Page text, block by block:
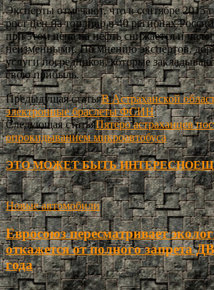
Эксперты отмечают, что в сентябре 2015
рост цен на топливо в 40 регионах
при этом цена на нефть снижается и
неизменными. По мнению экспертов,
услуги посредников, которые
свою прибыль.
Предыдущая статьяВ Астраханской
электронные браслеты ФСИН
Следующая статьяПятеро астраханцев
опрокидыванием микроавтобуса
ЭТО МОЖЕТ БЫТЬ ИНТЕРЕСНО
Новые автомобили
Евросоюз пересматривает
откажется от полного запрета
года